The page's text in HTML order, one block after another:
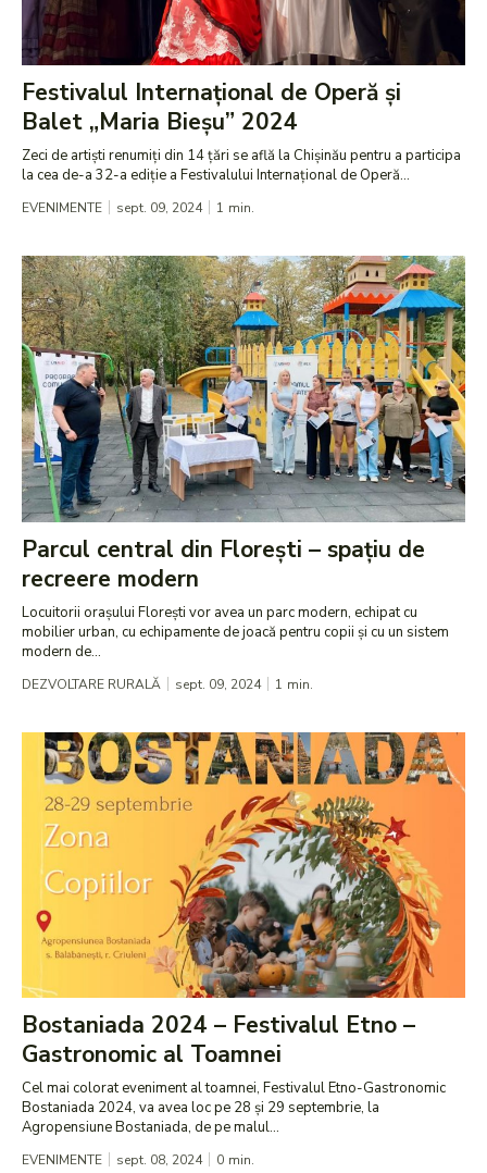
Festivalul Internațional de Operă și
Balet „Maria Bieșu” 2024
Zeci de artiști renumiți din 14 țări se află la Chișinău pentru a participa
la cea de-a 32-a ediție a Festivalului Internațional de Operă...
EVENIMENTE sept. 09, 2024 1 min.
Parcul central din Florești – spațiu de
recreere modern
Locuitorii orașului Florești vor avea un parc modern, echipat cu
mobilier urban, cu echipamente de joacă pentru copii și cu un sistem
modern de...
DEZVOLTARE RURALĂ sept. 09, 2024 1 min.
Bostaniada 2024 – Festivalul Etno –
Gastronomic al Toamnei
Cel mai colorat eveniment al toamnei, Festivalul Etno-Gastronomic
Bostaniada 2024, va avea loc pe 28 și 29 septembrie, la
Agropensiune Bostaniada, de pe malul...
EVENIMENTE sept. 08, 2024 0 min.